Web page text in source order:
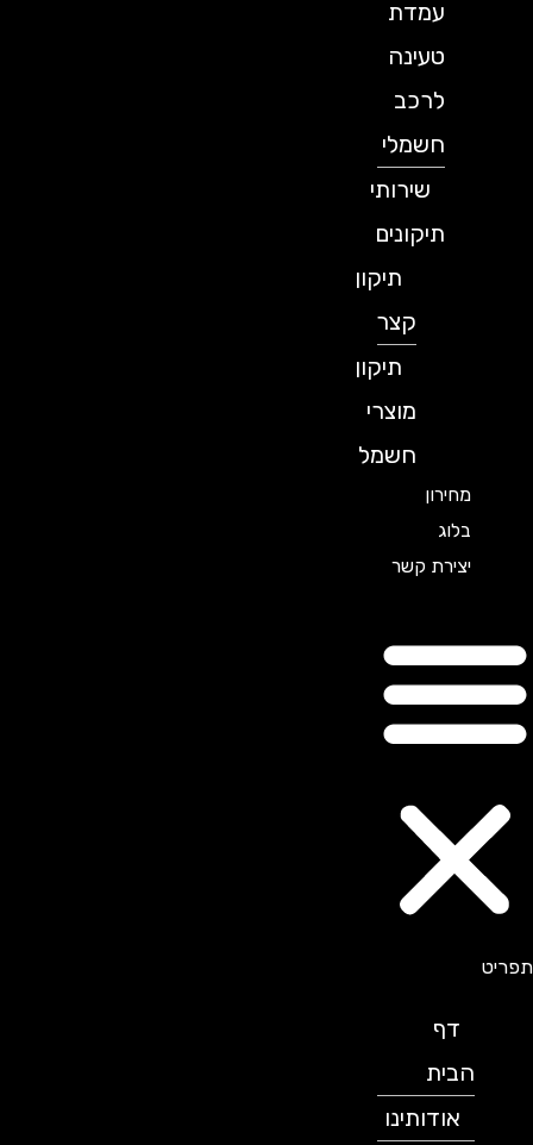
עמדת
טעינה
לרכב
חשמלי
שירותי
תיקונים
תיקון
תיקון
מוצרי
חשמל
מחירון
יצירת קשר
הבית
אודותינו